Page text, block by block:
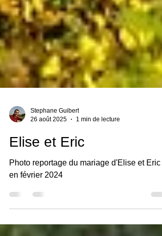
Stephane Guibert
26 août 2025
1 min de lecture
Elise et Eric
Photo reportage du mariage d'Elise et Eric